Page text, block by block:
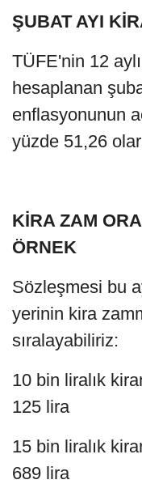
ŞUBAT AYI
TÜFE'nin 12
hesaplanan
enflasyonunun
yüzde 51,26
KİRA ZAM
ÖRNEK
Sözleşmesi bu
yerinin kira
sıralayabiliriz:
10 bin liralık
125 lira
15 bin liralık
689 lira